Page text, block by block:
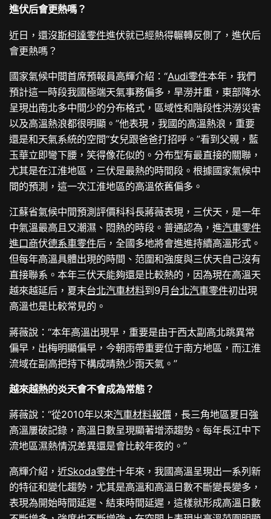
進伏后會更熱嗎？
近日，還沒斯柯達零件進伏就已經熱得輾轉反側了，進伏后
會更熱嗎？
國家氣候中間首席預報員高輝介紹：“Audi零件本年，我們
預計這一時段我國極端天氣事務偏多，旱澇并重，東部降水
呈現出南北多中間少的分布格式，區域性和階段性洪澇災害
以及高溫熱浪都很明顯。”他表現，我國的高溫熱浪，重要
還是和天氣系統的空間“女兒跟爸爸打招呼。”看到父親，藍
玉華立即彎下腰，笑得像花似的。分布型有最直接的關聯，
尤其是在江淮地區，三伏是最熱的時間段。根據國家氣候中
間的預測，這一次江淮地區的高溫依舊偏多。
江蘇省氣候中間預測評價科科長蔣薇表現，三伏天，是一年
中氣溫最高且又潮濕、悶熱的時段。普通認為，進汽車零件
進口商伏德系車零件后，全國多地將會進進持續高溫形式。
但每年高溫具體出現的時間、范圍和強度與三伏天自己沒有
直接聯系。本年三伏天能夠還是比較熱的，因為現在高溫天
越來越延后，夏末台北汽車材料到9月 台北汽車零件初出現
高溫也是比較常見的。
蔣薇說：“本年高溫出現早，重要是由于西太副高北跳異常
偏早，出梅明顯偏早，今朝雨帶重要位于南方地區，而江淮
流域在副高把持下構成晴熱少雨天氣。”
越來越熱的炎天會不會成為常態？
蔣薇說：“從2010年以來汽車材料報價 ，長三角地區夏日強
高溫屢破記錄，高溫日數呈現顯著增添趨勢。每年長江中下
流地區濕熱情況差異還是會比較年夜的。”
高輝介紹，近Skoda零件十年來，我國高溫呈現出一系列新
的特征和變化趨勢，尤其是高溫和高溫日數不斷變長變多，
表現為開始時間延遲、結束時間延遲，這樣就形成高溫日數